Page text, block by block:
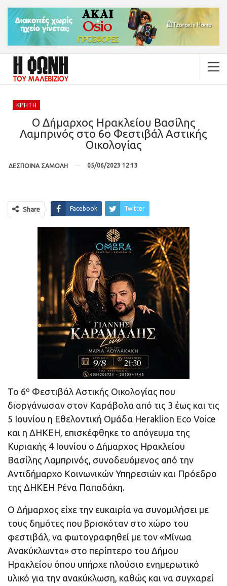
ΚΡΉΤΗ
Ο Δήμαρχος Ηρακλείου Βασίλης
Λαμπρινός στο 6ο Φεστιβάλ Αστικής
Οικολογίας
ΔΕΣΠΟΙΝΑ ΣΑΜΟΛΗ 05/06/2023 12:13
Share Facebook Twitter
Το 6ο Φεστιβάλ Αστικής Οικολογίας που
διοργάνωσαν στον Καράβολα από τις 3 έως και τις
5 Ιουνίου η Εθελοντική Ομάδα Heraklion Eco Voice
και η ΔΗΚΕΗ, επισκέφθηκε το απόγευμα της
Κυριακής 4 Ιουνίου ο Δήμαρχος Ηρακλείου
Βασίλης Λαμπρινός, συνοδευόμενος από την
Αντιδήμαρχο Κοινωνικών Υπηρεσιών και Πρόεδρο
της ΔΗΚΕΗ Ρένα Παπαδάκη.
Ο Δήμαρχος είχε την ευκαιρία να συνομιλήσει με
τους δημότες που βρισκόταν στο χώρο του
φεστιβάλ, να φωτογραφηθεί με τον «Μίνωα
Ανακύκλωντα» στο περίπτερο του Δήμου
Ηρακλείου όπου υπήρχε πλούσιο ενημερωτικό
υλικό για την ανακύκλωση, καθώς και να συγχαρεί